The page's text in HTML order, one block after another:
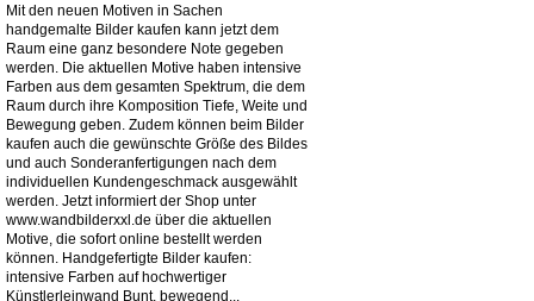
Mit den neuen Motiven in Sachen
handgemalte Bilder kaufen kann jetzt dem
Raum eine ganz besondere Note gegeben
werden. Die aktuellen Motive haben intensive
Farben aus dem gesamten Spektrum, die dem
Raum durch ihre Komposition Tiefe, Weite und
Bewegung geben. Zudem können beim Bilder
kaufen auch die gewünschte Größe des Bildes
und auch Sonderanfertigungen nach dem
individuellen Kundengeschmack ausgewählt
werden. Jetzt informiert der Shop unter
www.wandbilderxxl.de über die aktuellen
Motive, die sofort online bestellt werden
können. Handgefertigte Bilder kaufen:
intensive Farben auf hochwertiger
Künstlerleinwand Bunt, bewegend...